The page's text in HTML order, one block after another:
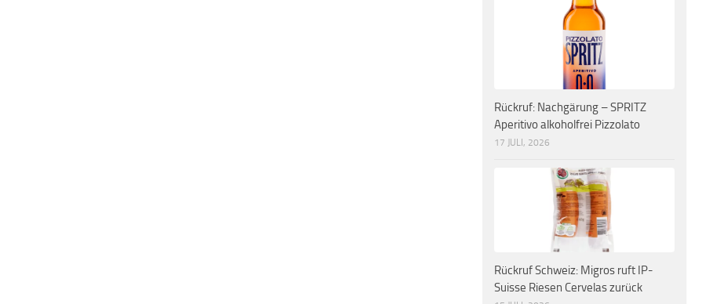
Rückruf: Nachgärung – SPRITZ
Aperitivo alkoholfrei Pizzolato
17 JULI, 2026
Rückruf Schweiz: Migros ruft IP-
Suisse Riesen Cervelas zurück